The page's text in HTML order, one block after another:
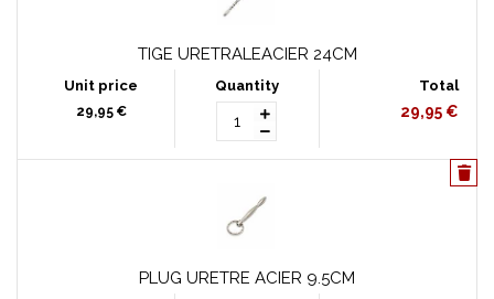
TIGE URETRALEACIER 24CM
29,95 € 29,95 €
PLUG URETRE ACIER 9.5CM